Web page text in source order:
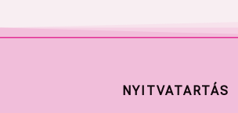
NYITVATARTÁS